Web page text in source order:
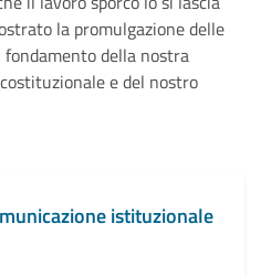
la promulgazione delle
della nostra
e del nostro
istituzionale